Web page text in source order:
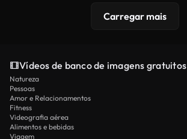
Carregar mais
Vídeos de banco de imagens gratuitos
Natureza
Pessoas
Amor e Relacionamentos
Fitness
Videografia aérea
Alimentos e bebidas
Viagem